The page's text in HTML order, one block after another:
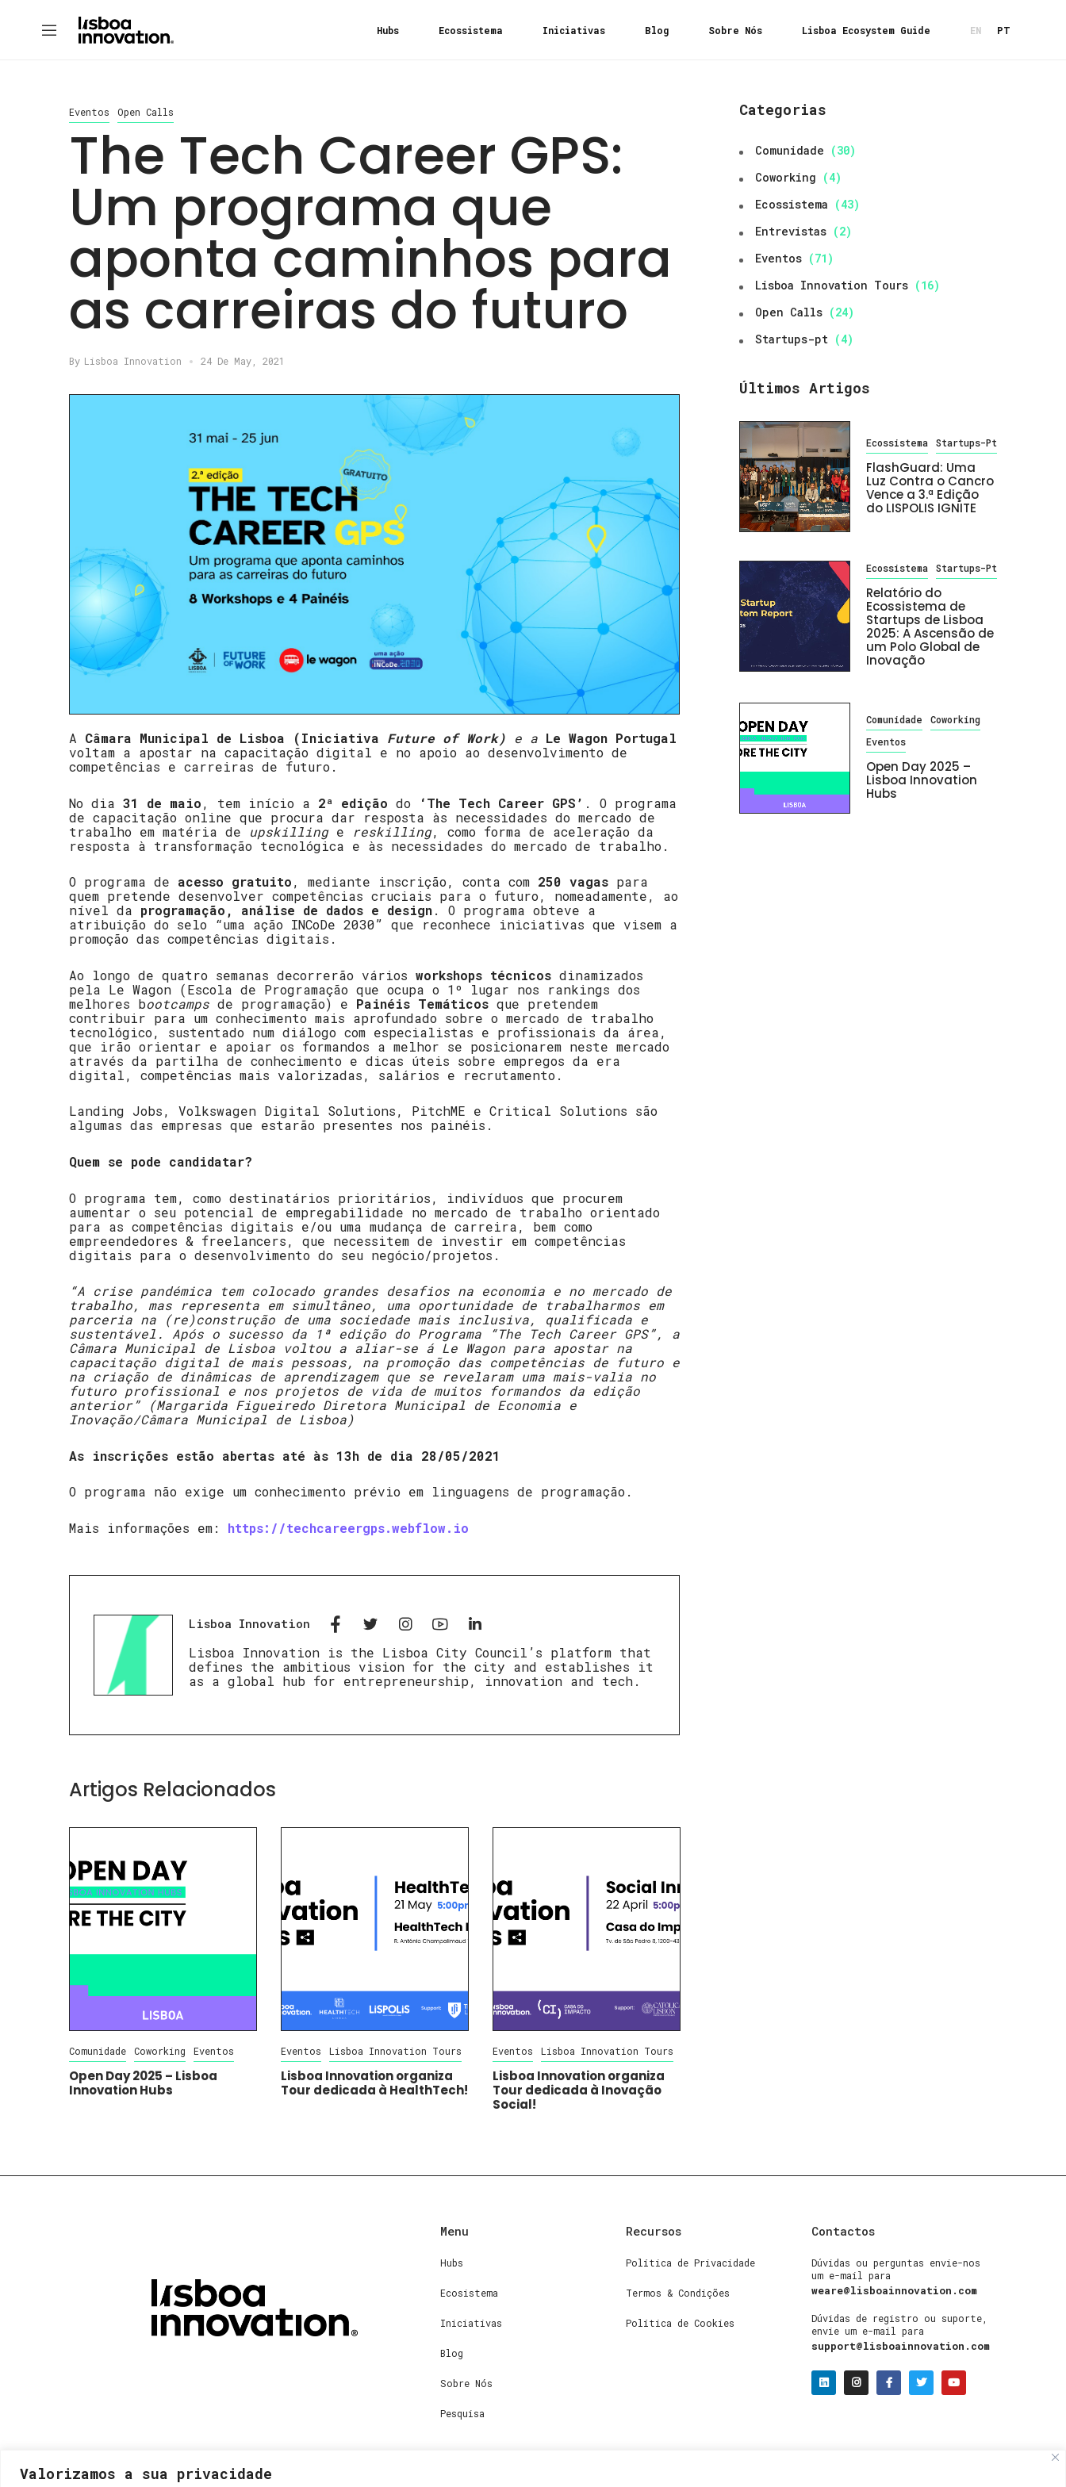
Valorizamos a sua privacidade
Hubs Ecossistema Iniciativas Blog Sobre Nós Lisboa Ecosystem Guide EN PT
Eventos Open Calls
The Tech Career GPS:
Um programa que
aponta caminhos para
as carreiras do futuro
By Lisboa Innovation 24 De May, 2021
A Câmara Municipal de Lisboa (Iniciativa Future of Work) e a Le Wagon Portugal
voltam a apostar na capacitação digital e no apoio ao desenvolvimento de
competências e carreiras de futuro.
No dia 31 de maio, tem início a 2ª edição do ‘The Tech Career GPS’ . O programa
de capacitação online que procura dar resposta às necessidades do mercado de
trabalho em matéria de upskilling e reskilling, como forma de aceleração da
resposta à transformação tecnológica e às necessidades do mercado de trabalho.
O programa de acesso gratuito, mediante inscrição, conta com 250 vagas para
quem pretende desenvolver competências cruciais para o futuro, nomeadamente, ao
nível da programação, análise de dados e design. O programa obteve a
atribuição do selo “uma ação INCoDe 2030” que reconhece iniciativas que visem a
promoção das competências digitais.
Ao longo de quatro semanas decorrerão vários workshops técnicos dinamizados
pela Le Wagon (Escola de Programação que ocupa o 1º lugar nos rankings dos
melhores bootcamps de programação) e Painéis Temáticos que pretendem
contribuir para um conhecimento mais aprofundado sobre o mercado de trabalho
tecnológico, sustentado num diálogo com especialistas e profissionais da área,
que irão orientar e apoiar os formandos a melhor se posicionarem neste mercado
através da partilha de conhecimento e dicas úteis sobre empregos da era
digital, competências mais valorizadas, salários e recrutamento.
Landing Jobs, Volkswagen Digital Solutions, PitchME e Critical Solutions são
algumas das empresas que estarão presentes nos painéis.
Quem se pode candidatar?
O programa tem, como destinatários prioritários, indivíduos que procurem
aumentar o seu potencial de empregabilidade no mercado de trabalho orientado
para as competências digitais e/ou uma mudança de carreira, bem como
empreendedores & freelancers, que necessitem de investir em competências
digitais para o desenvolvimento do seu negócio/projetos.
“A crise pandémica tem colocado grandes desafios na economia e no mercado de
trabalho, mas representa em simultâneo, uma oportunidade de trabalharmos em
parceria na (re)construção de uma sociedade mais inclusiva, qualificada e
sustentável. Após o sucesso da 1ª edição do Programa “The Tech Career GPS”, a
Câmara Municipal de Lisboa voltou a aliar-se á Le Wagon para apostar na
capacitação digital de mais pessoas, na promoção das competências de futuro e
na criação de dinâmicas de aprendizagem que se revelaram uma mais-valia no
futuro profissional e nos projetos de vida de muitos formandos da edição
anterior” (Margarida Figueiredo Diretora Municipal de Economia e
Inovação/Câmara Municipal de Lisboa)
As inscrições estão abertas até às 13h de dia 28/05/2021
O programa não exige um conhecimento prévio em linguagens de programação.
Mais informações em: https://techcareergps.webflow.io
Lisboa Innovation
Lisboa Innovation is the Lisboa City Council’s platform that
defines the ambitious vision for the city and establishes it
as a global hub for entrepreneurship, innovation and tech.
Artigos Relacionados
Comunidade Coworking Eventos
Open Day 2025 – Lisboa
Innovation Hubs
Eventos Lisboa Innovation Tours
Lisboa Innovation organiza
Tour dedicada à HealthTech!
Eventos Lisboa Innovation Tours
Lisboa Innovation organiza
Tour dedicada à Inovação
Social!
Categorias
Comunidade (30)
Coworking (4)
Ecossistema (43)
Entrevistas (2)
Eventos (71)
Lisboa Innovation Tours (16)
Open Calls (24)
Startups-pt (4)
Últimos Artigos
Ecossistema Startups-Pt
FlashGuard: Uma
Luz Contra o Cancro
Vence a 3.ª Edição
do LISPOLIS IGNITE
Ecossistema Startups-Pt
Relatório do
Ecossistema de
Startups de Lisboa
2025: A Ascensão de
um Polo Global de
Inovação
Comunidade
Coworking
Eventos
Open Day 2025 –
Lisboa Innovation
Hubs
Menu
Hubs
Ecosistema
Iniciativas
Blog
Sobre Nós
Pesquisa
Recursos
Política de Privacidade
Termos & Condições
Política de Cookies
Contactos
Dúvidas ou perguntas envie-nos
um e-mail para
weare@lisboainnovation.com
Dúvidas de registro ou suporte,
envie um e-mail para
support@lisboainnovation.com